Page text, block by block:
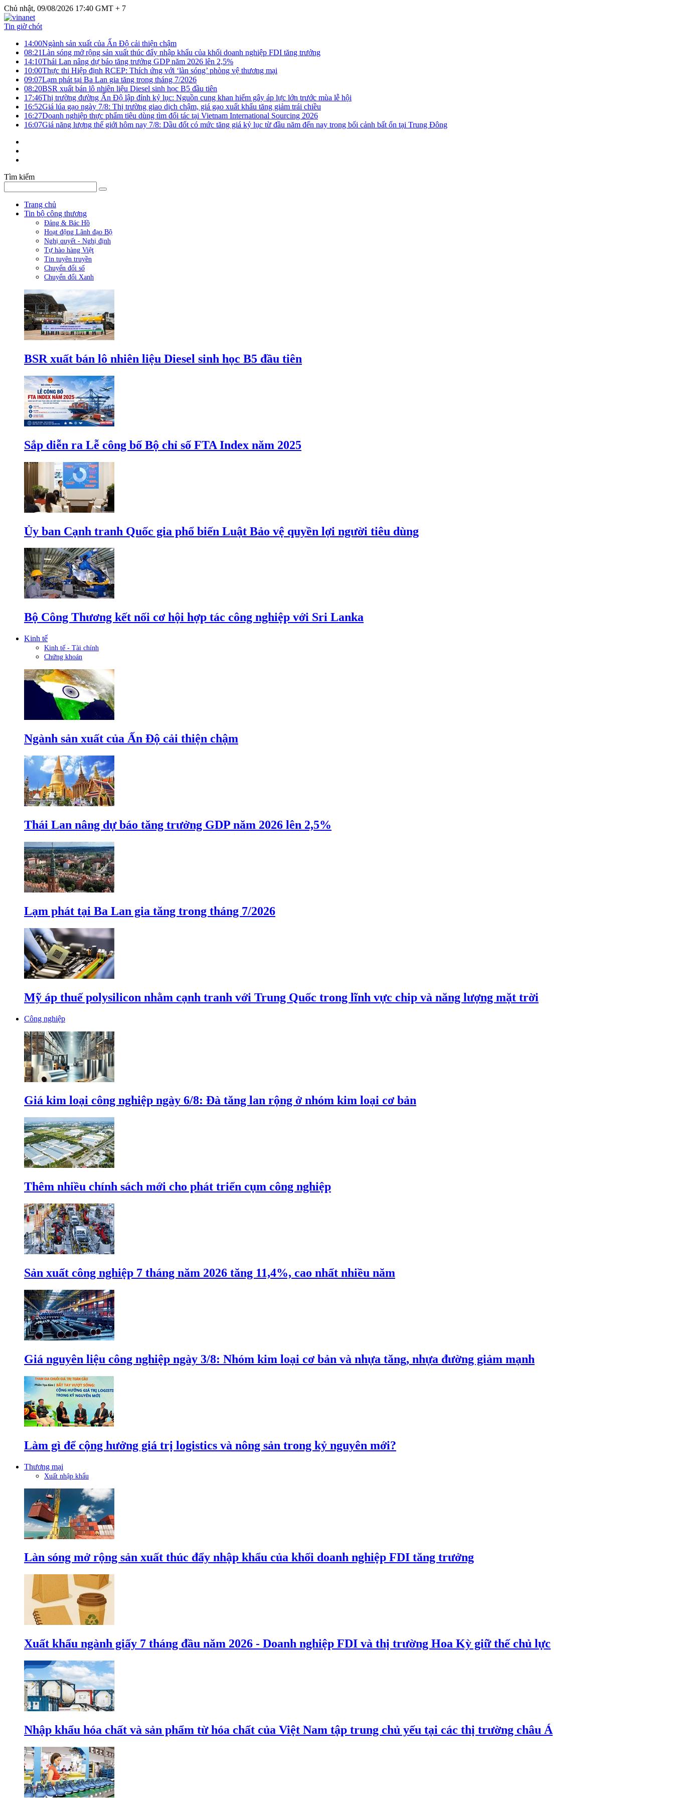
Chủ nhật, 09/08/2026 17:40 GMT + 7
Tin giờ chót
14:00Ngành sản xuất của Ấn Độ cải thiện chậm
08:21Làn sóng mở rộng sản xuất thúc đẩy nhập khẩu của khối doanh nghiệp FDI tăng trưởng
14:10Thái Lan nâng dự báo tăng trưởng GDP năm 2026 lên 2,5%
10:00Thực thi Hiệp định RCEP: Thích ứng với ‘làn sóng’ phòng vệ thương mại
09:07Lạm phát tại Ba Lan gia tăng trong tháng 7/2026
08:20BSR xuất bán lô nhiên liệu Diesel sinh học B5 đầu tiên
17:46Thị trường đường Ấn Độ lập đỉnh kỷ lục: Nguồn cung khan hiếm gây áp lực lớn trước mùa lễ hội
16:52Giá lúa gạo ngày 7/8: Thị trường giao dịch chậm, giá gạo xuất khẩu tăng giảm trái chiều
16:27Doanh nghiệp thực phẩm tiêu dùng tìm đối tác tại Vietnam International Sourcing 2026
16:07Giá năng lượng thế giới hôm nay 7/8: Dầu đốt có mức tăng giá kỷ lục từ đầu năm đến nay trong bối cảnh bất ổn tại Trung Đông
Tìm kiếm
Trang chủ
Tin bộ công thương
Đảng & Bác Hồ
Hoạt động Lãnh đạo Bộ
Nghị quyết - Nghị định
Tự hào hàng Việt
Tin tuyên truyền
Chuyển đổi số
Chuyển đổi Xanh
BSR xuất bán lô nhiên liệu Diesel sinh học B5 đầu tiên
Sắp diễn ra Lễ công bố Bộ chỉ số FTA Index năm 2025
Ủy ban Cạnh tranh Quốc gia phổ biến Luật Bảo vệ quyền lợi người tiêu dùng
Bộ Công Thương kết nối cơ hội hợp tác công nghiệp với Sri Lanka
Kinh tế
Kinh tế - Tài chính
Chứng khoán
Ngành sản xuất của Ấn Độ cải thiện chậm
Thái Lan nâng dự báo tăng trưởng GDP năm 2026 lên 2,5%
Lạm phát tại Ba Lan gia tăng trong tháng 7/2026
Mỹ áp thuế polysilicon nhằm cạnh tranh với Trung Quốc trong lĩnh vực chip và năng lượng mặt trời
Công nghiệp
Giá kim loại công nghiệp ngày 6/8: Đà tăng lan rộng ở nhóm kim loại cơ bản
Thêm nhiều chính sách mới cho phát triển cụm công nghiệp
Sản xuất công nghiệp 7 tháng năm 2026 tăng 11,4%, cao nhất nhiều năm
Giá nguyên liệu công nghiệp ngày 3/8: Nhóm kim loại cơ bản và nhựa tăng, nhựa đường giảm mạnh
Làm gì để cộng hưởng giá trị logistics và nông sản trong kỷ nguyên mới?
Thương mại
Xuất nhập khẩu
Làn sóng mở rộng sản xuất thúc đẩy nhập khẩu của khối doanh nghiệp FDI tăng trưởng
Xuất khẩu ngành giấy 7 tháng đầu năm 2026 - Doanh nghiệp FDI và thị trường Hoa Kỳ giữ thế chủ lực
Nhập khẩu hóa chất và sản phẩm từ hóa chất của Việt Nam tập trung chủ yếu tại các thị trường châu Á